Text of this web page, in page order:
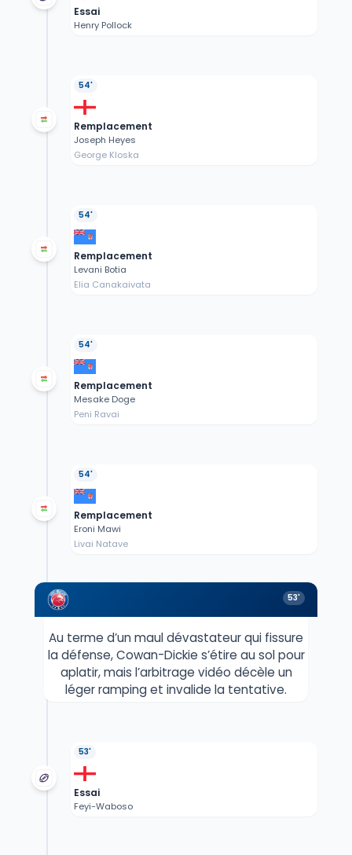
Essai
Henry Pollock
54'
Remplacement
Joseph Heyes
George Kloska
54'
Remplacement
Levani Botia
Elia Canakaivata
54'
Remplacement
Mesake Doge
Peni Ravai
54'
Remplacement
Eroni Mawi
Livai Natave
53'
Au terme d’un maul dévastateur qui fissure
la défense, Cowan-Dickie s’étire au sol pour
aplatir, mais l’arbitrage vidéo décèle un
léger ramping et invalide la tentative.
53'
Essai
Feyi-Waboso